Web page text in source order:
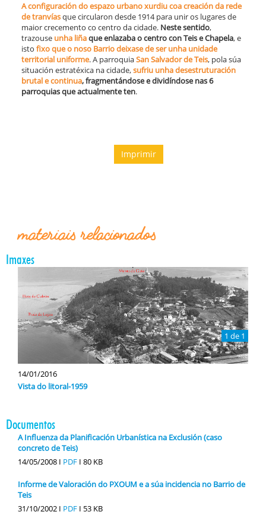
A configuración do espazo urbano xurdiu coa creación da rede
de tranvíasque circularon desde 1914 para unir os lugares de
maior crecemento co centro da cidade. Neste sentido,
trazouse unha liñaque enlazaba o centro con Teis e Chapela, e
isto fixo que o noso Barrio deixase de ser unha unidade
territorial uniforme. A parroquiaSan Salvador de Teis, pola súa
situación estratéxica na cidade,sufriu unha desestruturación
brutal e continua, fragmentándose e dividíndose nas 6
parroquias que actualmente ten.
Imprimir
materiais relacionados
Imaxes
1 de 1
14/01/2016
Vista do litoral-1959
Documentos
A Influenza da Planificación Urbanística na Exclusión (caso
concreto de Teis)
14/05/2008 I PDF I 80 KB
Informe de Valoración do PXOUM e a súa incidencia no Barrio de
Teis
31/10/2002 I PDF I 53 KB